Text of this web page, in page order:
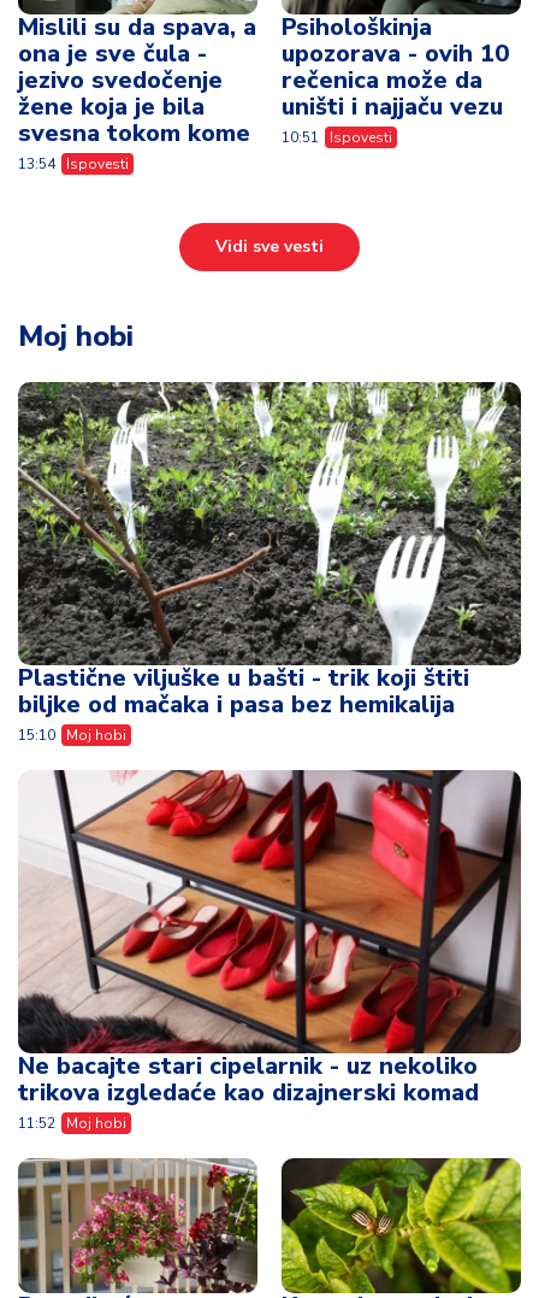
Mislili su da spava, a
ona je sve čula -
jezivo svedočenje
žene koja je bila
svesna tokom kome
13:54 Ispovesti
Psihološkinja
upozorava - ovih 10
rečenica može da
uništi i najjaču vezu
10:51 Ispovesti
Vidi sve vesti
Moj hobi
Plastične viljuške u bašti - trik koji štiti
biljke od mačaka i pasa bez hemikalija
15:10 Moj hobi
Ne bacajte stari cipelarnik - uz nekoliko
trikova izgledaće kao dizajnerski komad
11:52 Moj hobi